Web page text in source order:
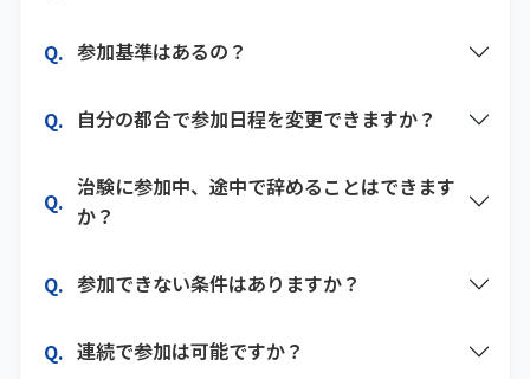
参加基準はあるの？
自分の都合で参加日程を変更できますか？
治験に参加中、途中で辞めることはできます
か？
参加できない条件はありますか？
連続で参加は可能ですか？